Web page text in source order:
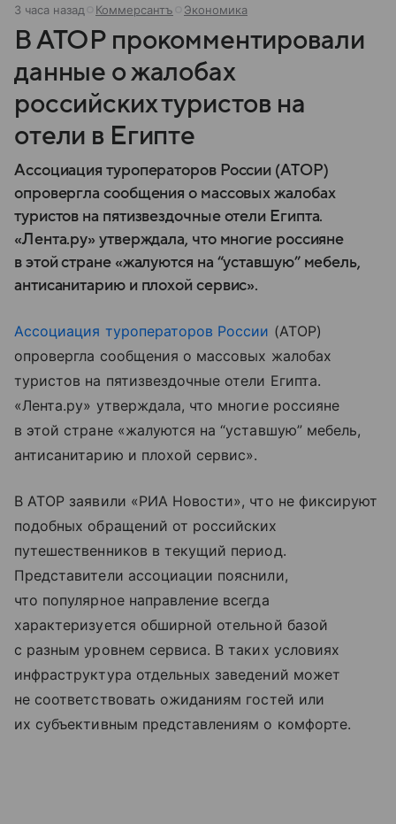
3 часа назад Коммерсантъ Экономика
В АТОР прокомментировали
данные о жалобах
российских туристов на
отели в Египте
Ассоциация туроператоров России (АТОР)
опровергла сообщения о массовых жалобах
туристов на пятизвездочные отели Египта.
«Лента.ру» утверждала, что многие россияне
в этой стране «жалуются на “уставшую” мебель,
антисанитарию и плохой сервис».
Ассоциация туроператоров России (АТОР)
опровергла сообщения о массовых жалобах
туристов на пятизвездочные отели Египта.
«Лента.ру» утверждала, что многие россияне
в этой стране «жалуются на “уставшую” мебель,
антисанитарию и плохой сервис».
В АТОР заявили «РИА Новости», что не фиксируют
подобных обращений от российских
путешественников в текущий период.
Представители ассоциации пояснили,
что популярное направление всегда
характеризуется обширной отельной базой
с разным уровнем сервиса. В таких условиях
инфраструктура отдельных заведений может
не соответствовать ожиданиям гостей или
их субъективным представлениям о комфорте.